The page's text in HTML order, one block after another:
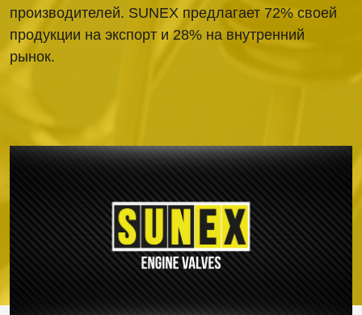
производителей. SUNEX предлагает 72% своей
продукции на экспорт и 28% на внутренний
рынок.